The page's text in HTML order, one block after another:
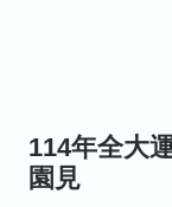
114年全大
園見